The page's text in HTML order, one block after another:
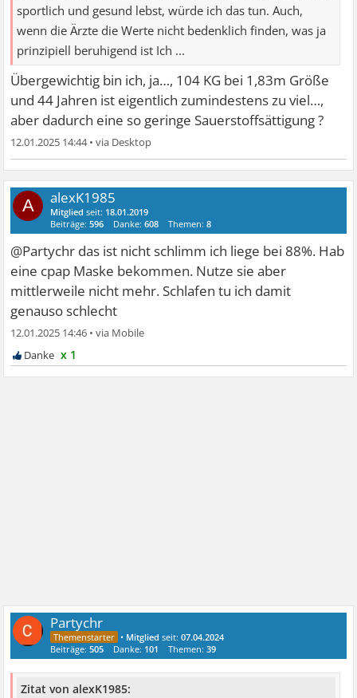
sportlich und gesund lebst, würde ich das tun. Auch,
wenn die Ärzte die Werte nicht bedenklich finden, was ja
prinzipiell beruhigend ist Ich ...
Übergewichtig bin ich, ja…, 104 KG bei 1,83m Größe
und 44 Jahren ist eigentlich zumindestens zu viel…,
aber dadurch eine so geringe Sauerstoffsättigung ?
12.01.2025 14:44•
A alexK1985
Mitglied seit: 18.01.2019
Beiträge:596 Danke:608 Themen:8
@Partychr das ist nicht schlimm ich liege bei 88%. Hab
eine cpap Maske bekommen. Nutze sie aber
mittlerweile nicht mehr. Schlafen tu ich damit
genauso schlecht
12.01.2025 14:46 •
x 1
Partychr
• Mitglied seit:07.04.2024
Beiträge:505 Danke: 101 Themen:39
Zitat von alexK1985: